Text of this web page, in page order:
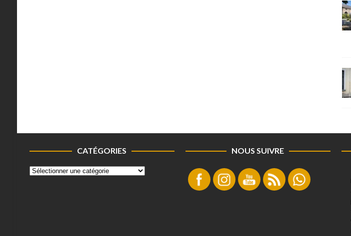
CATÉGORIES NOUS SUIVRE